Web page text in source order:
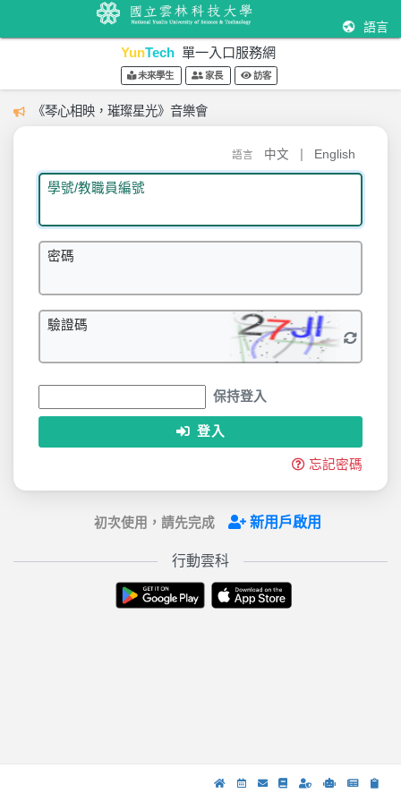
語言
YunTech 單一入口服務網
未來學生 家長 訪客
《琴心相映，璀璨星光》音樂會
語言 中文 English
學號/教職員編號
密碼
驗證碼
保持登入
登入
忘記密碼
初次使用，請先完成 新用戶啟用
行動雲科